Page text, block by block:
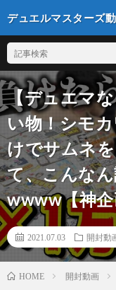
デュエルマスターズ
【デュエマ
い物！シモ
けでサムネ
て、こんな
wwww【神
2021.07.03 開封動
HOME 開封動画